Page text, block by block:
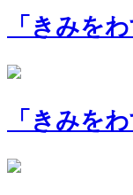
「きみを
「きみを